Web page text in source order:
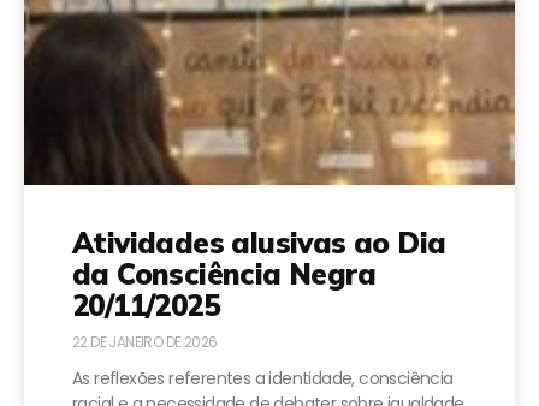
Atividades alusivas ao Dia
da Consciência Negra
20/11/2025
22 DE JANEIRO DE 2026
As reflexões referentes a identidade, consciência